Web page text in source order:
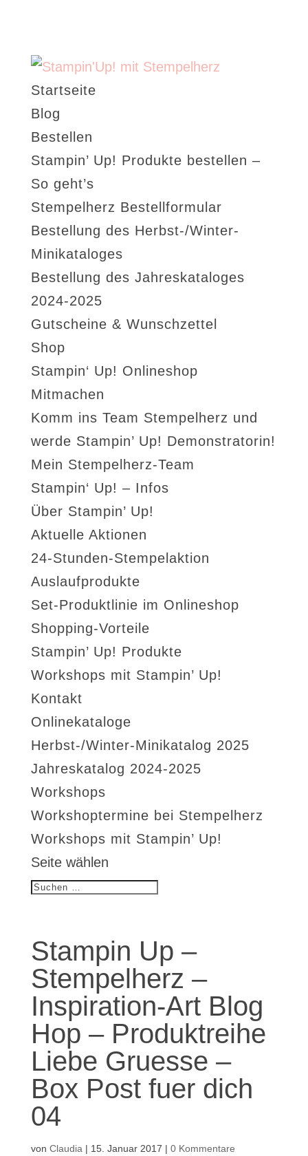
Startseite
Blog
Bestellen
Stampin’ Up! Produkte bestellen –
So geht’s
Stempelherz Bestellformular
Bestellung des Herbst-/Winter-
Minikataloges
Bestellung des Jahreskataloges
2024-2025
Gutscheine & Wunschzettel
Shop
Stampin‘ Up! Onlineshop
Mitmachen
Komm ins Team Stempelherz und
werde Stampin’ Up! Demonstratorin!
Mein Stempelherz-Team
Stampin‘ Up! – Infos
Über Stampin’ Up!
Aktuelle Aktionen
24-Stunden-Stempelaktion
Auslaufprodukte
Set-Produktlinie im Onlineshop
Shopping-Vorteile
Stampin’ Up! Produkte
Workshops mit Stampin’ Up!
Kontakt
Onlinekataloge
Herbst-/Winter-Minikatalog 2025
Jahreskatalog 2024-2025
Workshops
Workshoptermine bei Stempelherz
Workshops mit Stampin’ Up!
Seite wählen
Stampin Up –
Stempelherz –
Inspiration-Art Blog
Hop – Produktreihe
Liebe Gruesse –
Box Post fuer dich
04
von Claudia | 15. Januar 2017 | 0 Kommentare